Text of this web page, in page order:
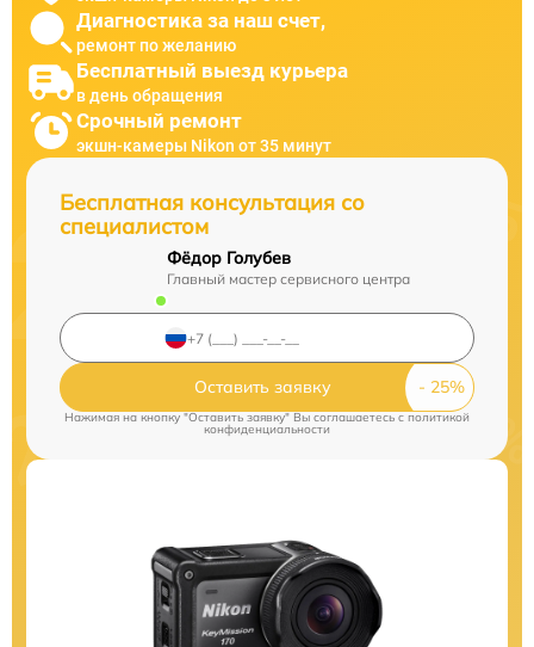
Диагностика за наш счет,
ремонт по желанию
Бесплатный выезд курьера
в день обращения
Срочный ремонт
экшн-камеры Nikon от 35 минут
Бесплатная консультация со
специалистом
Фёдор Голубев
Главный мастер сервисного центра
Оставить заявку
Нажимая на кнопку "Оставить заявку" Вы соглашаетесь cполитикой
конфиденциальности